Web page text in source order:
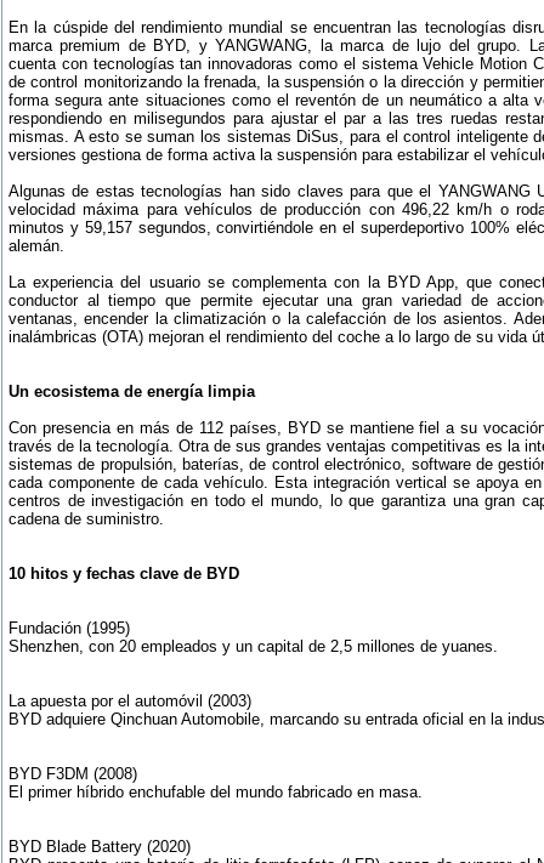
En la cúspide del rendimiento mundial se encuentran las tecnologías
marca premium de BYD, y YANGWANG, la marca de lujo del grupo.
cuenta con tecnologías tan innovadoras como el sistema Vehicle Motion
de control monitorizando la frenada, la suspensión o la dirección y
forma segura ante situaciones como el reventón de un neumático a alta
respondiendo en milisegundos para ajustar el par a las tres ruedas
mismas. A esto se suman los sistemas DiSus, para el control inteligente
versiones gestiona de forma activa la suspensión para estabilizar el
Algunas de estas tecnologías han sido claves para que el YANGWANG
velocidad máxima para vehículos de producción con 496,22 km/h o
minutos y 59,157 segundos, convirtiéndole en el superdeportivo 100%
alemán.
La experiencia del usuario se complementa con la BYD App, que
conductor al tiempo que permite ejecutar una gran variedad de
ventanas, encender la climatización o la calefacción de los asientos.
inalámbricas (OTA) mejoran el rendimiento del coche a lo largo de su vida
Un ecosistema de energía limpia
Con presencia en más de 112 países, BYD se mantiene fiel a su
través de la tecnología. Otra de sus grandes ventajas competitivas es la
sistemas de propulsión, baterías, de control electrónico, software de
cada componente de cada vehículo. Esta integración vertical se apoya
centros de investigación en todo el mundo, lo que garantiza una gran
cadena de suministro.
10 hitos y fechas clave de BYD
Fundación (1995)
Shenzhen, con 20 empleados y un capital de 2,5 millones de yuanes.
La apuesta por el automóvil (2003)
BYD adquiere Qinchuan Automobile, marcando su entrada oficial en la
BYD F3DM (2008)
El primer híbrido enchufable del mundo fabricado en masa.
BYD Blade Battery (2020)